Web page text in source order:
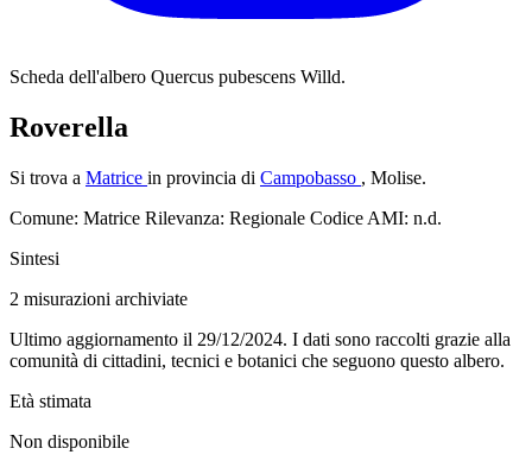
Scheda dell'albero Quercus pubescens Willd.
Roverella
Si trova a Matrice in provincia di Campobasso , Molise.
Comune: Matrice Rilevanza: Regionale Codice AMI: n.d.
Sintesi
2 misurazioni archiviate
Ultimo aggiornamento il 29/12/2024. I dati sono raccolti grazie alla
comunità di cittadini, tecnici e botanici che seguono questo albero.
Età stimata
Non disponibile